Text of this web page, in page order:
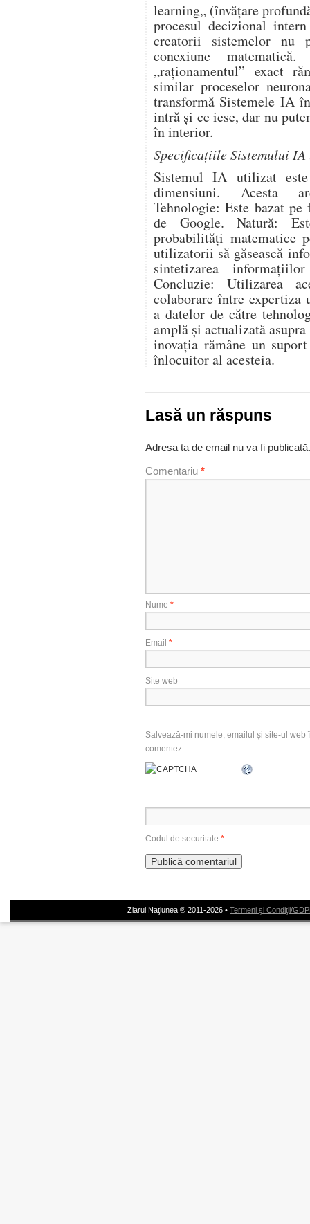
learning„ (învățare
procesul decizional
creatorii sistemelor nu
conexiune
„raționamentul” exact
similar proceselor
transformă Sistemele IA
intră și ce iese, dar nu
în interior.
Specificațiile Sistemului
Sistemul IA utilizat
dimensiuni. Acesta
Tehnologie: Este bazat
de Google. Natură:
probabilități matematice
utilizatorii să găsească
sintetizarea
Concluzie: Utilizarea
colaborare între expertiza
a datelor de către
amplă și actualizată
inovația rămâne un
înlocuitor al acesteia.
Lasă un răspuns
Adresa ta de email nu va fi publicată.
Comentariu *
Nume *
Email *
Site web
Salvează-mi numele, emailul și site-ul
comentez.
Codul de securitate *
Ziarul Naţiunea ® 2011-2026 • Termeni şi Condiţii/